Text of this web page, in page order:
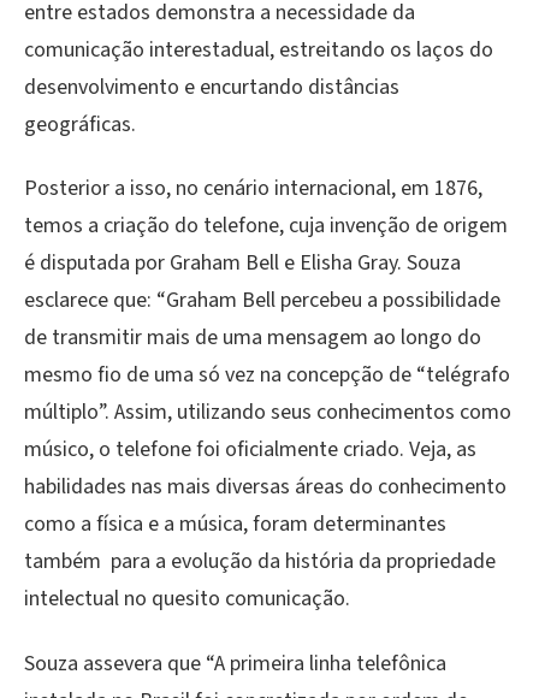
entre estados demonstra a necessidade da
comunicação interestadual, estreitando os laços do
desenvolvimento e encurtando distâncias
geográficas.
Posterior a isso, no cenário internacional, em 1876,
temos a criação do telefone, cuja invenção de origem
é disputada por Graham Bell e Elisha Gray. Souza
esclarece que: “Graham Bell percebeu a possibilidade
de transmitir mais de uma mensagem ao longo do
mesmo fio de uma só vez na concepção de “telégrafo
múltiplo”. Assim, utilizando seus conhecimentos como
músico, o telefone foi oficialmente criado. Veja, as
habilidades nas mais diversas áreas do conhecimento
como a física e a música, foram determinantes
também para a evolução da história da propriedade
intelectual no quesito comunicação.
Souza assevera que “A primeira linha telefônica